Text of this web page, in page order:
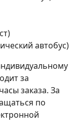
автобус)
за
заказа. За
по